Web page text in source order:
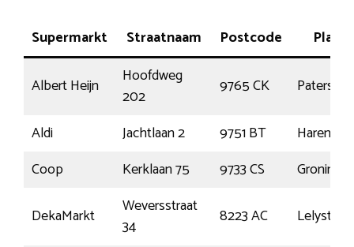
Supermarkt Straatnaam Postcode Plaats
Albert Heijn
Hoofdweg
202
9765 CK
Aldi
Jachtlaan 2 9751 BT
Haren
Coop
Kerklaan 75 9733 CS
DekaMarkt
Weversstraat
34
8223 AC
Lelystad